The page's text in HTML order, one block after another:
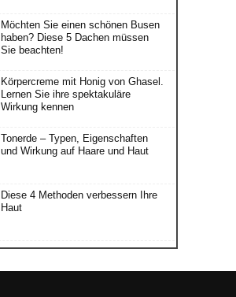
Möchten Sie einen schönen Busen
haben? Diese 5 Dachen müssen
Sie beachten!
Körpercreme mit Honig von Ghasel.
Lernen Sie ihre spektakuläre
Wirkung kennen
Tonerde – Typen, Eigenschaften
und Wirkung auf Haare und Haut
Diese 4 Methoden verbessern Ihre
Haut